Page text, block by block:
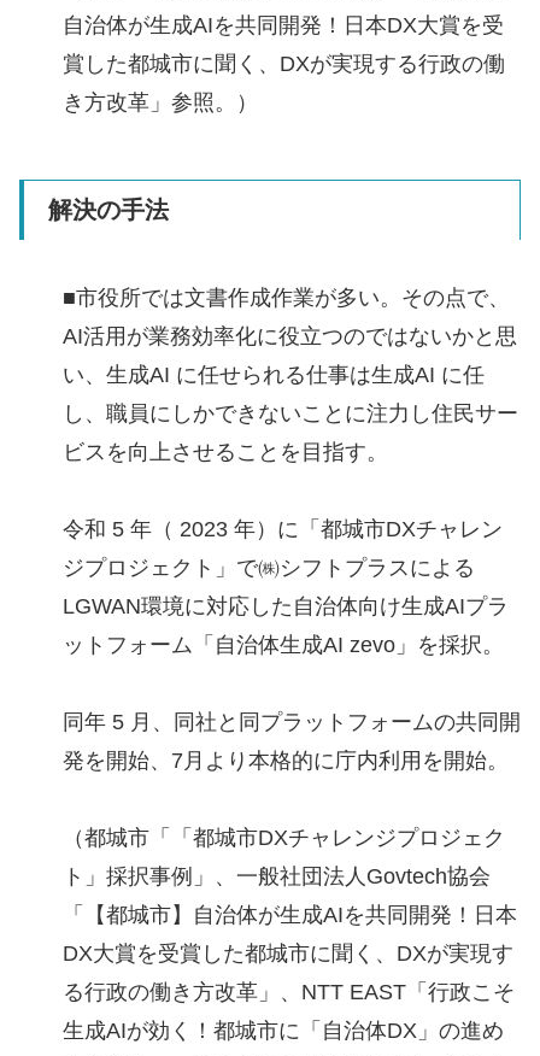
自治体が生成AIを共同開発！日本DX大賞を受
賞した都城市に聞く、DXが実現する行政の働
き方改革」参照。）
解決の手法
■市役所では文書作成作業が多い。その点で、
AI活用が業務効率化に役立つのではないかと思
い、生成AI に任せられる仕事は生成AI に任
し、職員にしかできないことに注力し住民サー
ビスを向上させることを目指す。
令和 5 年（ 2023 年）に「都城市DXチャレン
ジプロジェクト」で㈱シフトプラスによる
LGWAN環境に対応した自治体向け生成AIプラ
ットフォーム「自治体生成AI zevo」を採択。
同年 5 月、同社と同プラットフォームの共同開
発を開始、7月より本格的に庁内利用を開始。
（都城市「「都城市DXチャレンジプロジェク
ト」採択事例」、一般社団法人Govtech協会
「【都城市】自治体が生成AIを共同開発！日本
DX大賞を受賞した都城市に聞く、DXが実現す
る行政の働き方改革」、NTT EAST「行政こそ
生成AIが効く！都城市に「自治体DX」の進め